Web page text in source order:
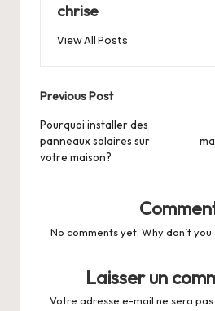
chrise
View All Posts
Post
navigation
Previous Post
Pourquoi installer des
panneaux solaires sur
votre maison?
No comments yet. Why don’t
Laisser un
Votre adresse e-mail ne sera